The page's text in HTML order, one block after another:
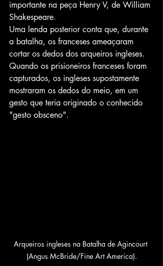
importante na peça Henry V, de William
Shakespeare.
Uma lenda posterior conta que, durante
a batalha, os franceses ameaçaram
cortar os dedos dos arqueiros ingleses.
Quando os prisioneiros franceses foram
capturados, os ingleses supostamente
mostraram os dedos do meio, em um
gesto que teria originado o conhecido
"gesto obsceno".
Arqueiros ingleses na Batalha de Agincourt
(Angus McBride/Fine Art America).